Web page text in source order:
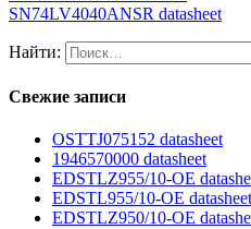
SN74LV4040ANSR datasheet
Найти:
Свежие записи
OSTTJ075152 datasheet
1946570000 datasheet
EDSTLZ955/10-OE
EDSTL955/10-OE datasheet
EDSTLZ950/10-OE